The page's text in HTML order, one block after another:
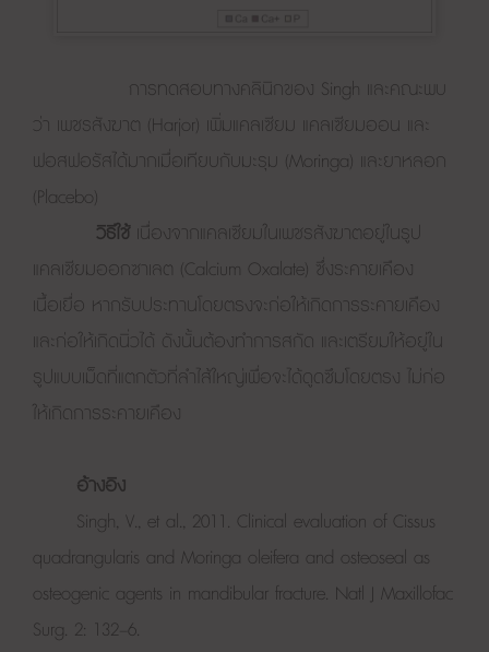
การทดสอบทางคลินิกของ Singh และคณะพบ
ว่า เพชรสังฆาต (Harjor) เพิ่มแคลเซียม แคลเซียมออน และ
ฟอสฟอรัสได้มากเมื่อเทียบกับมะรุม (Moringa) และยาหลอก
(Placebo)
วิธีใช้ เนื่องจากแคลเซียมในเพชรสังฆาตอยู่ในรูป
แคลเซียมออกซาเลต (Calcium Oxalate) ซึ่งระคายเคือง
เนื้อเยื่อ หากรับประทานโดยตรงจะก่อให้เกิดการระคายเคือง
และก่อให้เกิดนิ่วได้ ดังนั้นต้องทำการสกัด และเตรียมให้อยู่ใน
รูปแบบเม็ดที่แตกตัวที่ลำไส้ใหญ่เพื่อจะได้ดูดซึมโดยตรง ไม่ก่อ
ให้เกิดการระคายเคือง
อ้างอิง
Singh, V., et al., 2011. Clinical evaluation of Cissus
quadrangularis and Moringa oleifera and osteoseal as
osteogenic agents in mandibular fracture. Natl J Maxillofac
Surg. 2: 132–6.